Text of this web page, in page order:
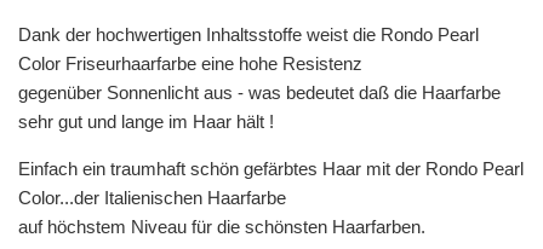
Dank der hochwertigen Inhaltsstoffe weist die Rondo Pearl
Color Friseurhaarfarbe eine hohe Resistenz
gegenüber Sonnenlicht aus - was bedeutet daß die Haarfarbe
sehr gut und lange im Haar hält !
Einfach ein traumhaft schön gefärbtes Haar mit der Rondo Pearl
Color...der Italienischen Haarfarbe
auf höchstem Niveau für die schönsten Haarfarben.